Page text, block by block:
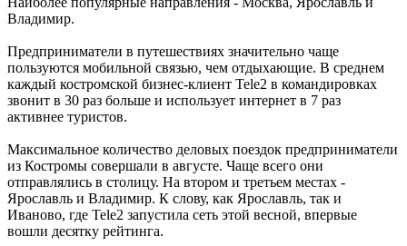
Владимир.
Предприниматели в путешествиях значительно чаще
пользуются мобильной связью, чем отдыхающие. В среднем
каждый костромской бизнес-клиент Tele2 в командировках
звонит в 30 раз больше и использует интернет в 7 раз
активнее туристов.
Максимальное количество деловых поездок предприниматели
из Костромы совершали в августе. Чаще всего они
отправлялись в столицу. На втором и третьем местах -
Ярославль и Владимир. К слову, как Ярославль, так и
Иваново, где Tele2 запустила сеть этой весной, впервые
вошли десятку рейтинга.